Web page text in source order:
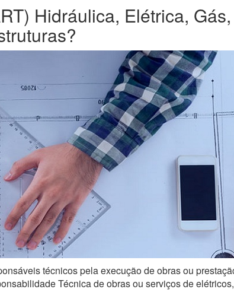
Hidráulica, Elétrica,
técnicos pela execução de obras ou
Técnica de obras ou serviços de